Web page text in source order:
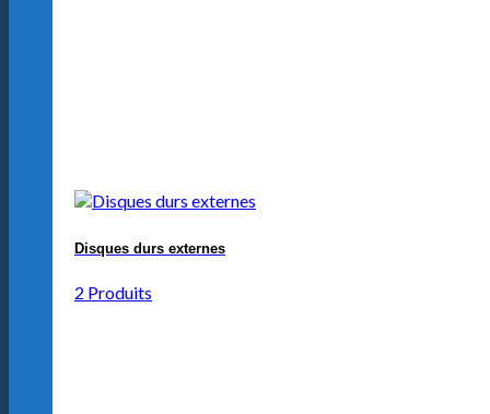
Disques durs externes
2 Produits